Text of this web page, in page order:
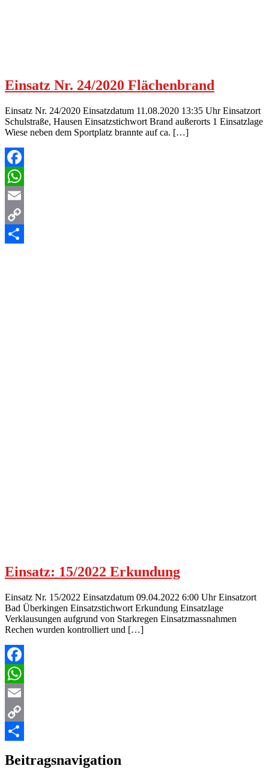
Einsatz Nr. 24/2020 Flächenbrand
Einsatz Nr. 24/2020 Einsatzdatum 11.08.2020 13:35 Uhr Einsatzort
Schulstraße, Hausen Einsatzstichwort Brand außerorts 1 Einsatzlage
Wiese neben dem Sportplatz brannte auf ca. […]
Facebook
WhatsApp
Email
Copy
Einsatz: 15/2022 Erkundung
Einsatz Nr. 15/2022 Einsatzdatum 09.04.2022 6:00 Uhr Einsatzort
Bad Überkingen Einsatzstichwort Erkundung Einsatzlage
Verklausungen aufgrund von Starkregen Einsatzmassnahmen
Rechen wurden kontrolliert und […]
Facebook
WhatsApp
Email
Copy
Beitragsnavigation